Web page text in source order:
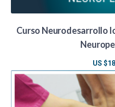
Curso Neurodesarrollo
US $